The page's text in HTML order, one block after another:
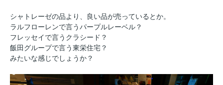
シャトレーゼの品より、良い品が売っているとか。
ラルフローレンで言うパープルレーベル？
フレッセイで言うクラシード？
飯田グループで言う東栄住宅？
みたいな感じでしょうか？